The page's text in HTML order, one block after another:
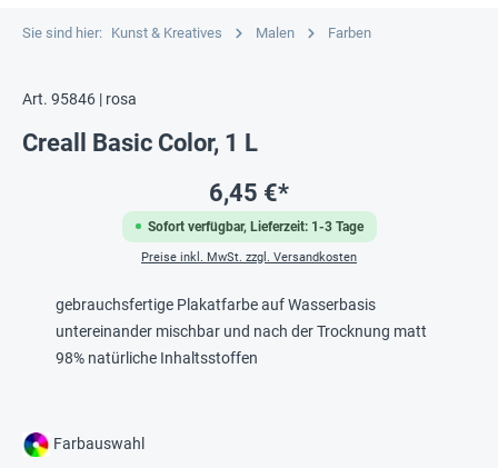
Sie sind hier: Kunst & Kreatives Malen Farben
Art. 95846 | rosa
Creall Basic Color, 1 L
Sofort verfügbar, Lieferzeit: 1-3 Tage
6,45 €*
Preise inkl. MwSt. zzgl. Versandkosten
gebrauchsfertige Plakatfarbe auf Wasserbasis
untereinander mischbar und nach der Trocknung matt
98% natürliche Inhaltsstoffen
Farbauswahl